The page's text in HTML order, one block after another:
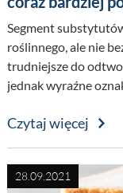
Segment
roślinnego, ale nie
trudniejsze do
jednak wyraźne
konsumentów wyjdzie
produktów z tej
Czytaj więcej
28.09.2021